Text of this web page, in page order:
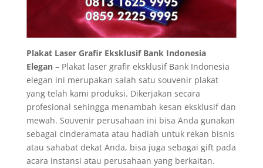
Plakat Laser Grafir Eksklusif Bank Indonesia
Elegan – Plakat laser grafir eksklusif Bank Indonesia
elegan ini merupakan salah satu souvenir plakat
yang telah kami produksi. Dikerjakan secara
profesional sehingga menambah kesan eksklusif dan
mewah. Souvenir perusahaan ini bisa Anda gunakan
sebagai cinderamata atau hadiah untuk rekan bisnis
atau sahabat dekat Anda, bisa juga sebagai gift pada
acara instansi atau perusahaan yang berkaitan.